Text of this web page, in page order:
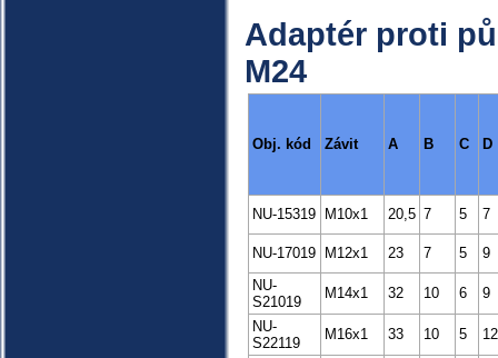
Adaptér proti
M24
Obj. kód Závit A B C D
NU-15319 M10x1 20,5 7 5 7
NU-17019 M12x1 23 7 5
9
NU-
S21019
M14x1 32 10 6
9
NU-
S22119
M16x1 33 10 5
12